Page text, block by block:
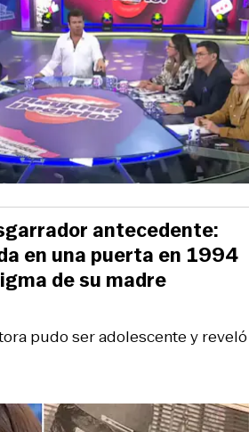
pudo ser adolescente y reveló
antecedente:
en una puerta en 1994
de su madre